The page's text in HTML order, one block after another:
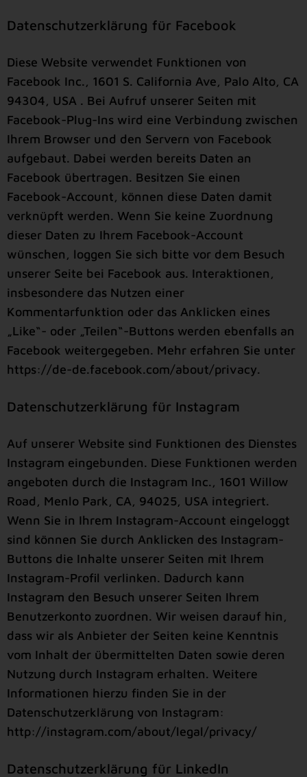
Datenschutzerklärung für Facebook
Diese Website verwendet Funktionen von
Facebook Inc., 1601 S. California Ave, Palo Alto, CA
94304, USA . Bei Aufruf unserer Seiten mit
Facebook-Plug-Ins wird eine Verbindung zwischen
Ihrem Browser und den Servern von Facebook
aufgebaut. Dabei werden bereits Daten an
Facebook übertragen. Besitzen Sie einen
Facebook-Account, können diese Daten damit
verknüpft werden. Wenn Sie keine Zuordnung
dieser Daten zu Ihrem Facebook-Account
wünschen, loggen Sie sich bitte vor dem Besuch
unserer Seite bei Facebook aus. Interaktionen,
insbesondere das Nutzen einer
Kommentarfunktion oder das Anklicken eines
„Like“- oder „Teilen“-Buttons werden ebenfalls an
Facebook weitergegeben. Mehr erfahren Sie unter
https://de-de.facebook.com/about/privacy.
Datenschutzerklärung für Instagram
Auf unserer Website sind Funktionen des Dienstes
Instagram eingebunden. Diese Funktionen werden
angeboten durch die Instagram Inc., 1601 Willow
Road, Menlo Park, CA, 94025, USA integriert.
Wenn Sie in Ihrem Instagram-Account eingeloggt
sind können Sie durch Anklicken des Instagram-
Buttons die Inhalte unserer Seiten mit Ihrem
Instagram-Profil verlinken. Dadurch kann
Instagram den Besuch unserer Seiten Ihrem
Benutzerkonto zuordnen. Wir weisen darauf hin,
dass wir als Anbieter der Seiten keine Kenntnis
vom Inhalt der übermittelten Daten sowie deren
Nutzung durch Instagram erhalten. Weitere
Informationen hierzu finden Sie in der
Datenschutzerklärung von Instagram:
http://instagram.com/about/legal/privacy/
Datenschutzerklärung für LinkedIn